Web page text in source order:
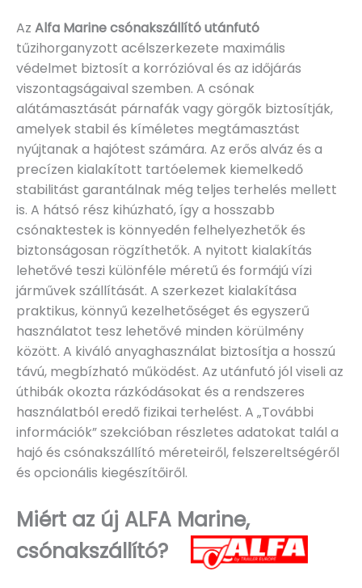
Az Alfa Marine csónakszállító utánfutó
tűzihorganyzott acélszerkezete maximális
védelmet biztosít a korrózióval és az időjárás
viszontagságaival szemben. A csónak
alátámasztását párnafák vagy görgők biztosítják,
amelyek stabil és kíméletes megtámasztást
nyújtanak a hajótest számára. Az erős alváz és a
precízen kialakított tartóelemek kiemelkedő
stabilitást garantálnak még teljes terhelés mellett
is. A hátsó rész kihúzható, így a hosszabb
csónaktestek is könnyedén felhelyezhetők és
biztonságosan rögzíthetők. A nyitott kialakítás
lehetővé teszi különféle méretű és formájú vízi
járművek szállítását. A szerkezet kialakítása
praktikus, könnyű kezelhetőséget és egyszerű
használatot tesz lehetővé minden körülmény
között. A kiváló anyaghasználat biztosítja a hosszú
távú, megbízható működést. Az utánfutó jól viseli az
úthibák okozta rázkódásokat és a rendszeres
használatból eredő fizikai terhelést. A „További
információk” szekcióban részletes adatokat talál a
hajó és csónakszállító méreteiről, felszereltségéről
és opcionális kiegészítőiről.
Miért az új ALFA Marine,
csónakszállító?